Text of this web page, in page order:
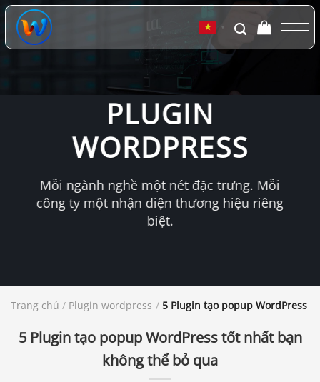
Chuyển
đến
dung
▼
PLUGIN
WORDPRESS
Mỗi ngành nghề một nét đặc trưng. Mỗi
công ty một nhận diện thương hiệu riêng
biệt.
Trang chủ / Plugin wordpress / 5 Plugin tạo popup WordPress
5 Plugin tạo popup WordPress tốt nhất bạn
không thể bỏ qua